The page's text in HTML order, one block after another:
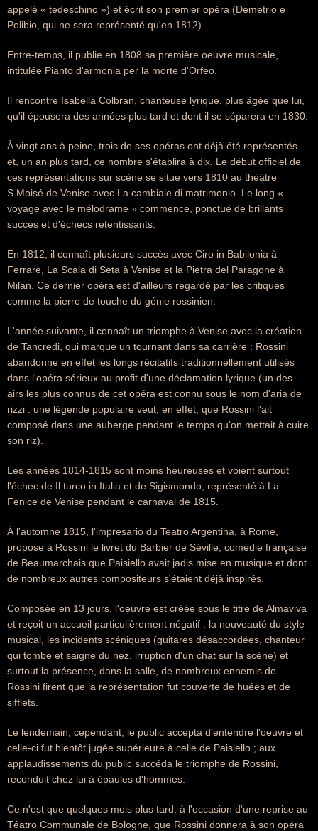
appelé « tedeschino ») et écrit son premier opéra (Demetrio e
Polibio, qui ne sera représenté qu'en 1812).
Entre-temps, il publie en 1808 sa première oeuvre musicale,
intitulée Pianto d'armonia per la morte d'Orfeo.
Il rencontre Isabella Colbran, chanteuse lyrique, plus âgée que lui,
qu'il épousera des années plus tard et dont il se séparera en 1830.
À vingt ans à peine, trois de ses opéras ont déjà été représentés
et, un an plus tard, ce nombre s'établira à dix. Le début officiel de
ces représentations sur scène se situe vers 1810 au théâtre
S.Moisé de Venise avec La cambiale di matrimonio. Le long «
voyage avec le mélodrame » commence, ponctué de brillants
succès et d'échecs retentissants.
En 1812, il connaît plusieurs succès avec Ciro in Babilonia à
Ferrare, La Scala di Seta à Venise et la Pietra del Paragone à
Milan. Ce dernier opéra est d'ailleurs regardé par les critiques
comme la pierre de touche du génie rossinien.
L'année suivante, il connaît un triomphe à Venise avec la création
de Tancredi, qui marque un tournant dans sa carrière : Rossini
abandonne en effet les longs récitatifs traditionnellement utilisés
dans l'opéra sérieux au profit d'une déclamation lyrique (un des
airs les plus connus de cet opéra est connu sous le nom d'aria de
rizzi : une légende populaire veut, en effet, que Rossini l'ait
composé dans une auberge pendant le temps qu'on mettait à cuire
son riz).
Les années 1814-1815 sont moins heureuses et voient surtout
l'échec de Il turco in Italia et de Sigismondo, représenté à La
Fenice de Venise pendant le carnaval de 1815.
À l'automne 1815, l'impresario du Teatro Argentina, à Rome,
propose à Rossini le livret du Barbier de Séville, comédie française
de Beaumarchais que Paisiello avait jadis mise en musique et dont
de nombreux autres compositeurs s'étaient déjà inspirés.
Composée en 13 jours, l'oeuvre est créée sous le titre de Almaviva
et reçoit un accueil particulièrement négatif : la nouveauté du style
musical, les incidents scéniques (guitares désaccordées, chanteur
qui tombe et saigne du nez, irruption d'un chat sur la scène) et
surtout la présence, dans la salle, de nombreux ennemis de
Rossini firent que la représentation fut couverte de huées et de
sifflets.
Le lendemain, cependant, le public accepta d'entendre l'oeuvre et
celle-ci fut bientôt jugée supérieure à celle de Paisiello ; aux
applaudissements du public succéda le triomphe de Rossini,
reconduit chez lui à épaules d'hommes.
Ce n'est que quelques mois plus tard, à l'occasion d'une reprise au
Téatro Communale de Bologne, que Rossini donnera à son opéra